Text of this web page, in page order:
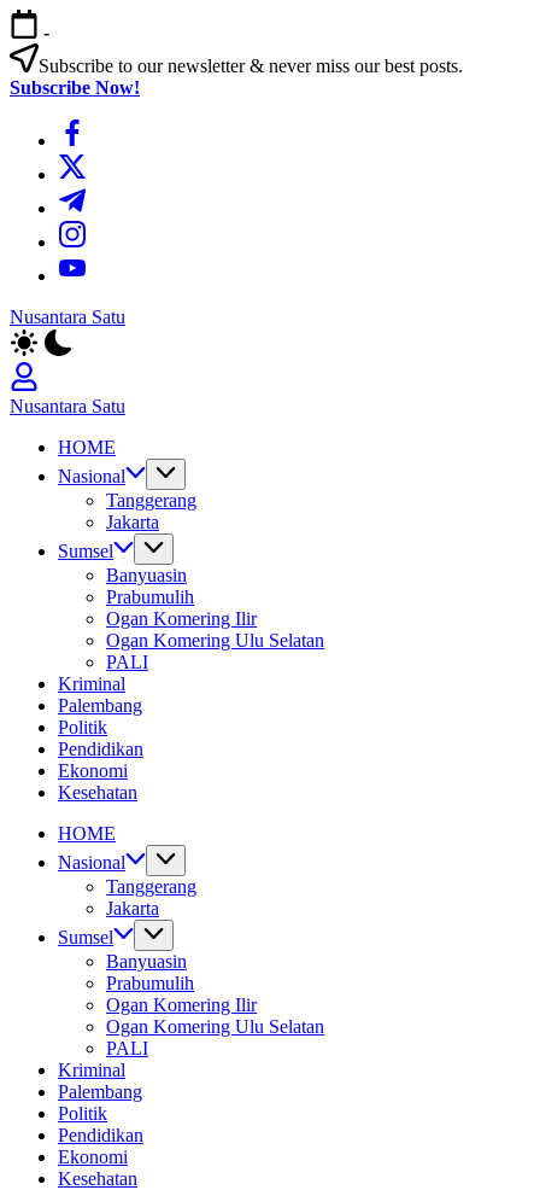
Skip
to
content
-
Subscribe to our newsletter & never miss our best posts.
Subscribe Now!
https://www.facebook.com/
https://twitter.com/
https://t.me/
https://www.instagram.com/
https://youtube.com/
Nusantara Satu
Berita
Untuk
Nusantara
Nusantara Satu
Untuk
Nusantara
HOME
Nasional
Tanggerang
Jakarta
Sumsel
Banyuasin
Prabumulih
Ogan Komering Ilir
Ogan Komering Ulu Selatan
PALI
Kriminal
Palembang
Politik
Pendidikan
Ekonomi
Kesehatan
HOME
Nasional
Tanggerang
Jakarta
Sumsel
Banyuasin
Prabumulih
Ogan Komering Ilir
Ogan Komering Ulu Selatan
PALI
Kriminal
Palembang
Politik
Pendidikan
Ekonomi
Kesehatan